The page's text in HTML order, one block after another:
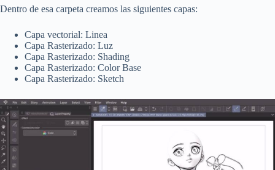
Dentro de esa carpeta creamos las siguientes capas:
Capa vectorial: Linea
Capa Rasterizado: Luz
Capa Rasterizado: Shading
Capa Rasterizado: Color Base
Capa Rasterizado: Sketch